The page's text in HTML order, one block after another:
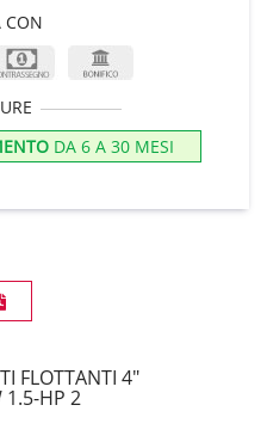
CON
DA 6 A 30 MESI
FLOTTANTI 4"
1.5-HP 2